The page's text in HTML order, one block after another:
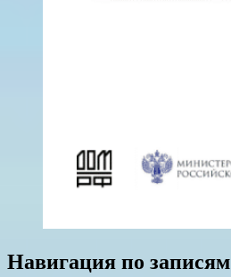
Навигация по записям